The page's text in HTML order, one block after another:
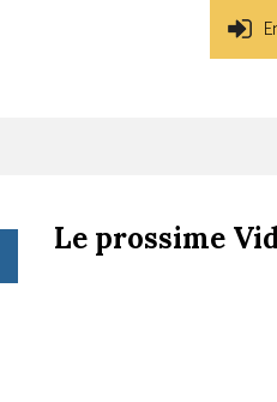
Le prossime